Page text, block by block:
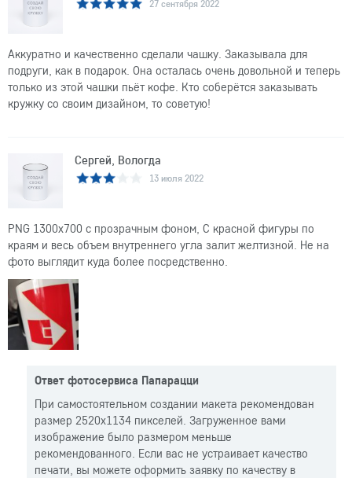
27 сентября 2022
Аккуратно и качественно сделали чашку. Заказывала для
подруги, как в подарок. Она осталась очень довольной и теперь
только из этой чашки пьёт кофе. Кто соберётся заказывать
кружку со своим дизайном, то советую!
Сергей, Вологда
13 июля 2022
PNG 1300x700 с прозрачным фоном, С красной фигуры по
краям и весь объем внутреннего угла залит желтизной. Не на
фото выглядит куда более посредственно.
Ответ фотосервиса Папарацци
При самостоятельном создании макета рекомендован
размер 2520x1134 пикселей. Загруженное вами
изображение было размером меньше
рекомендованного. Если вас не устраивает качество
печати, вы можете оформить заявку по качеству в